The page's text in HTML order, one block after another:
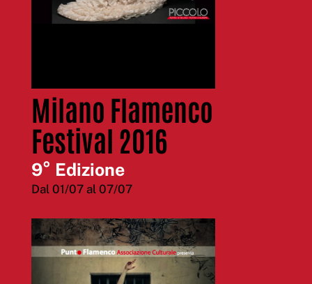
Milano Flamenco
Festival 2016
9° Edizione
Dal 01/07 al 07/07